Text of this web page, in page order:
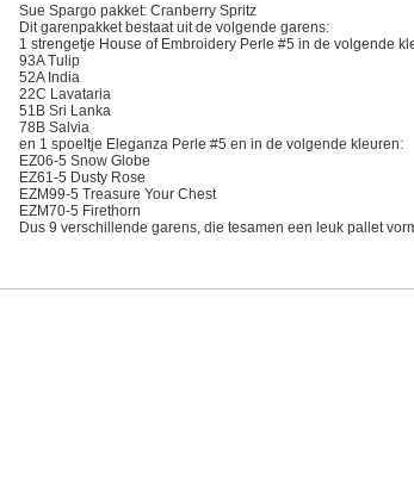
Sue Spargo pakket: Cranberry Spritz
Dit garenpakket bestaat uit de volgende garens:
1 strengetje House of Embroidery Perle #5 in de volgende
93A Tulip
52A India
22C Lavataria
51B Sri Lanka
78B Salvia
en 1 spoeltje Eleganza Perle #5 en in de volgende kleuren:
EZ06-5 Snow Globe
EZ61-5 Dusty Rose
EZM99-5 Treasure Your Chest
EZM70-5 Firethorn
Dus 9 verschillende garens, die tesamen een leuk pallet